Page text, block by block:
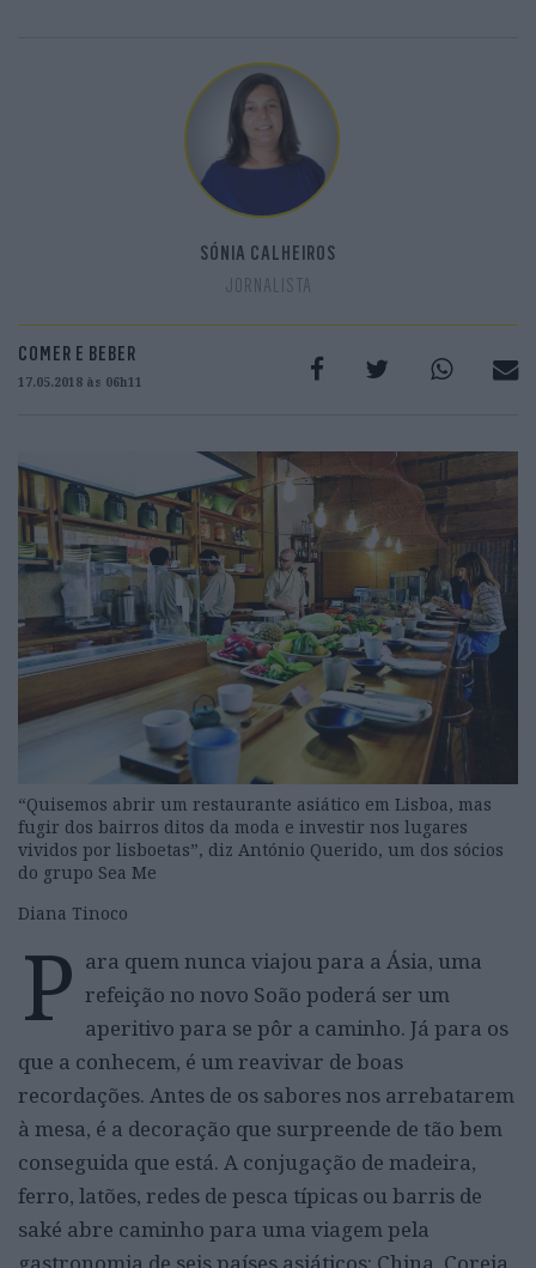
SÓNIA CALHEIROS
JORNALISTA
COMER E BEBER
17.05.2018 às 06h11
“Quisemos abrir um restaurante asiático em Lisboa, mas
fugir dos bairros ditos da moda e investir nos lugares
vividos por lisboetas”, diz António Querido, um dos sócios
do grupo Sea Me
Diana Tinoco
P ara quem nunca viajou para a Ásia, uma
refeição no novo Soão poderá ser um
aperitivo para se pôr a caminho. Já para os
que a conhecem, é um reavivar de boas
recordações. Antes de os sabores nos arrebatarem
à mesa, é a decoração que surpreende de tão bem
conseguida que está. A conjugação de madeira,
ferro, latões, redes de pesca típicas ou barris de
saké abre caminho para uma viagem pela